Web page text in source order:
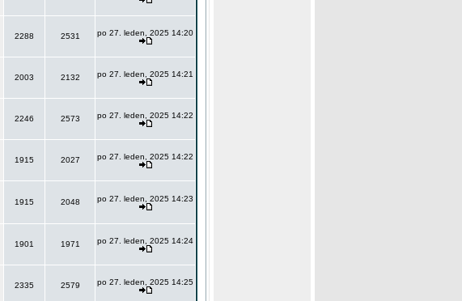
2288 2531 po 27. leden, 2025 14:20
2003 2132 po 27. leden, 2025 14:21
2246 2573 po 27. leden, 2025 14:22
1915 2027 po 27. leden, 2025 14:22
1915 2048 po 27. leden, 2025 14:23
1901 1971 po 27. leden, 2025 14:24
2335 2579 po 27. leden, 2025 14:25